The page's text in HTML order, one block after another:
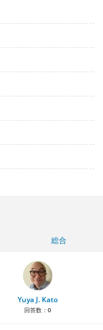
総合
Yuya J. Kato
回答数： 0